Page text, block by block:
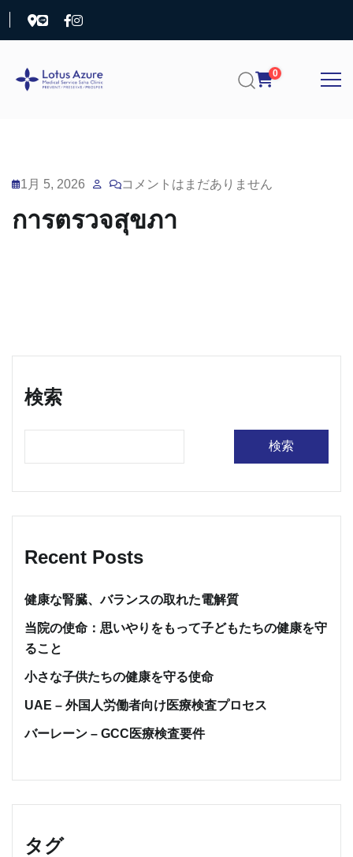
0
1月 5, 2026 コメントはまだありません
การตรวจสุขภา
検索
検索
Recent Posts
健康な腎臓、バランスの取れた電解質
当院の使命：思いやりをもって子どもたちの健康を守
ること
小さな子供たちの健康を守る使命
UAE – 外国人労働者向け医療検査プロセス
バーレーン – GCC医療検査要件
タグ